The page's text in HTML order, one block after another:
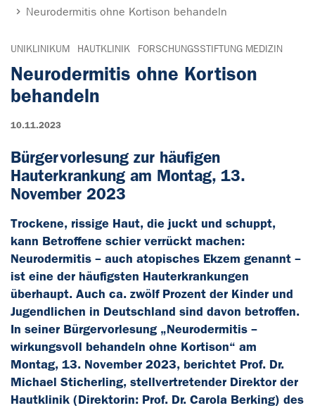
Neurodermitis ohne Kortison behandeln
UNIKLINIKUM HAUTKLINIK FORSCHUNGSSTIFTUNG MEDIZIN
Neurodermitis ohne Kortison
behandeln
10.11.2023
Bürgervorlesung zur häufigen
Hauterkrankung am Montag, 13.
November 2023
Trockene, rissige Haut, die juckt und schuppt,
kann Betroffene schier verrückt machen:
Neurodermitis – auch atopisches Ekzem genannt –
ist eine der häufigsten Hauterkrankungen
überhaupt. Auch ca. zwölf Prozent der Kinder und
Jugendlichen in Deutschland sind davon betroffen.
In seiner Bürgervorlesung „Neurodermitis –
wirkungsvoll behandeln ohne Kortison“ am
Montag, 13. November 2023, berichtet Prof. Dr.
Michael Sticherling, stellvertretender Direktor der
Hautklinik (Direktorin: Prof. Dr. Carola Berking) des